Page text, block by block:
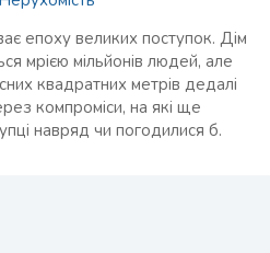
епоху великих поступок. Дім
мрією мільйонів людей, але
квадратних метрів дедалі
компроміси, на які ще
навряд чи погодилися б.